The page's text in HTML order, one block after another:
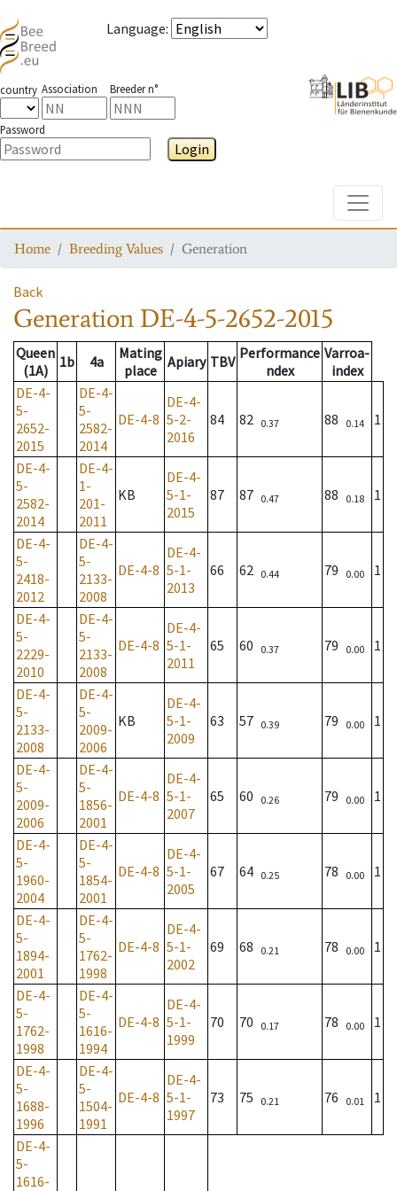
Language:
country Association Breeder n°
Password
Login
Home Breeding Values Generation
Back
Generation DE-4-5-2652-2015
Queen
(1A)
1b 4a
Mating
place
Apiary TBV Performance
ndex
Varroa-
index
DE-4-
5-
2652-
2015
DE-4-
5-
2582-
2014
DE-4-8
DE-4-
5-2-
2016
84 82 0.37 88 0.14 1
DE-4-
5-
2582-
2014
DE-4-
1-
201-
2011
KB
DE-4-
5-1-
2015
87 87 0.47 88 0.18 1
DE-4-
5-
2418-
2012
DE-4-
5-
2133-
2008
DE-4-8
DE-4-
5-1-
2013
66 62 0.44 79 0.00 1
DE-4-
5-
2229-
2010
DE-4-
5-
2133-
2008
DE-4-8
DE-4-
5-1-
2011
65 60 0.37 79 0.00 1
DE-4-
5-
2133-
2008
DE-4-
5-
2009-
2006
KB
DE-4-
5-1-
2009
63 57 0.39 79 0.00 1
DE-4-
5-
2009-
2006
DE-4-
5-
1856-
2001
DE-4-8
DE-4-
5-1-
2007
65 60 0.26 79 0.00 1
DE-4-
5-
1960-
2004
DE-4-
5-
1854-
2001
DE-4-8
DE-4-
5-1-
2005
67 64 0.25 78 0.00 1
DE-4-
5-
1894-
2001
DE-4-
5-
1762-
1998
DE-4-8
DE-4-
5-1-
2002
69 68 0.21 78 0.00 1
DE-4-
5-
1762-
1998
DE-4-
5-
1616-
1994
DE-4-8
DE-4-
5-1-
1999
70 70 0.17 78 0.00 1
DE-4-
5-
1688-
1996
DE-4-
5-
1504-
1991
DE-4-8
DE-4-
5-1-
1997
73 75 0.21 76 0.01 1
DE-4-
5-
1616-